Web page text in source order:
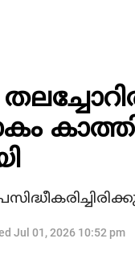
Jul 01, 2026 10:52 pm